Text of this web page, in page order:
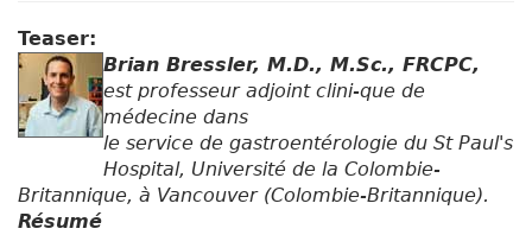
Teaser:
Brian Bressler, M.D., M.Sc., FRCPC,
est professeur adjoint clini-que de
médecine dans
le service de gastroentérologie du St Paul's
Hospital, Université de la Colombie-
Britannique, à Vancouver (Colombie-Britannique).
Résumé